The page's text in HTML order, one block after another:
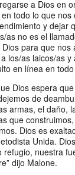
a Dios en
todo lo que
y dejar
as no es el
para que
los/as laicos/as
en línea en
Dios espera
de
armas, el daño,
que
Dios es
Unida.
refugio, nuestra
dijo Malone.